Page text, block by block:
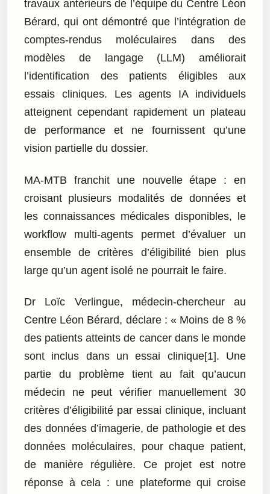
travaux antérieurs de l’équipe du Centre Léon
Bérard, qui ont démontré que l’intégration de
comptes-rendus moléculaires dans des
modèles de langage (LLM) améliorait
l’identification des patients éligibles aux
essais cliniques. Les agents IA individuels
atteignent cependant rapidement un plateau
de performance et ne fournissent qu’une
vision partielle du dossier.
MA-MTB franchit une nouvelle étape : en
croisant plusieurs modalités de données et
les connaissances médicales disponibles, le
workflow multi-agents permet d’évaluer un
ensemble de critères d’éligibilité bien plus
large qu’un agent isolé ne pourrait le faire.
Dr Loïc Verlingue, médecin-chercheur au
Centre Léon Bérard, déclare : « Moins de 8 %
des patients atteints de cancer dans le monde
sont inclus dans un essai clinique[1]. Une
partie du problème tient au fait qu’aucun
médecin ne peut vérifier manuellement 30
critères d’éligibilité par essai clinique, incluant
des données d’imagerie, de pathologie et des
données moléculaires, pour chaque patient,
de manière régulière. Ce projet est notre
réponse à cela : une plateforme qui croise